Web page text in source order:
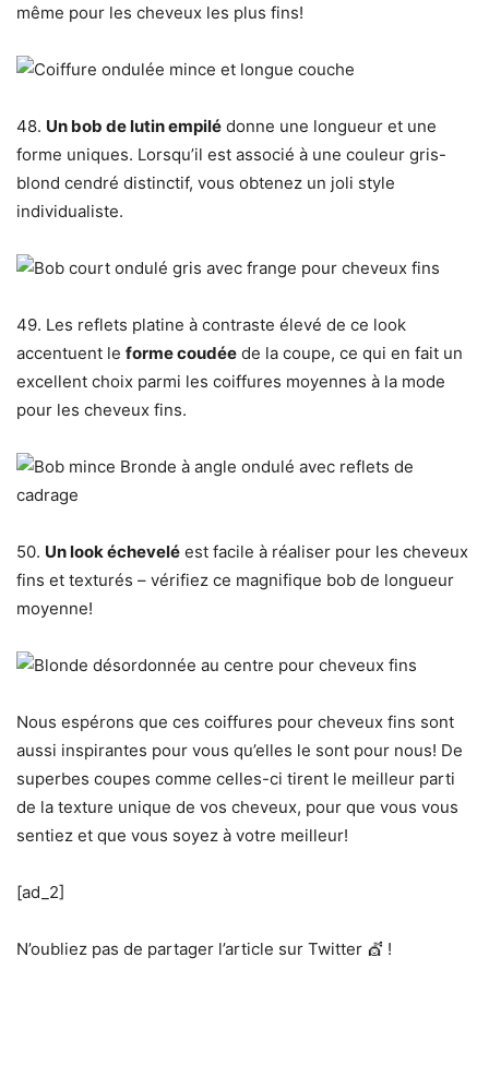
même pour les cheveux les plus fins!
48. Un bob de lutin empilé donne une longueur et une
forme uniques. Lorsqu’il est associé à une couleur gris-
blond cendré distinctif, vous obtenez un joli style
individualiste.
49. Les reflets platine à contraste élevé de ce look
accentuent le forme coudée de la coupe, ce qui en fait un
excellent choix parmi les coiffures moyennes à la mode
pour les cheveux fins.
50. Un look échevelé est facile à réaliser pour les cheveux
fins et texturés – vérifiez ce magnifique bob de longueur
moyenne!
Nous espérons que ces coiffures pour cheveux fins sont
aussi inspirantes pour vous qu’elles le sont pour nous! De
superbes coupes comme celles-ci tirent le meilleur parti
de la texture unique de vos cheveux, pour que vous vous
sentiez et que vous soyez à votre meilleur!
[ad_2]
N’oubliez pas de partager l’article sur Twitter 💇 !